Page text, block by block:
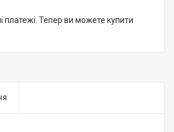
платежі. Тепер ви можете купити